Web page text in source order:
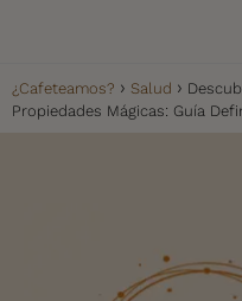
¿Cafeteamos? Salud
Propiedades Mágicas: Guía